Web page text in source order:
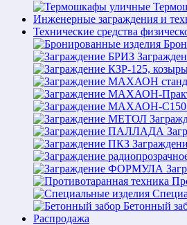
Инженерные заграждения и
Технические средства
Бетонный
Распродажа